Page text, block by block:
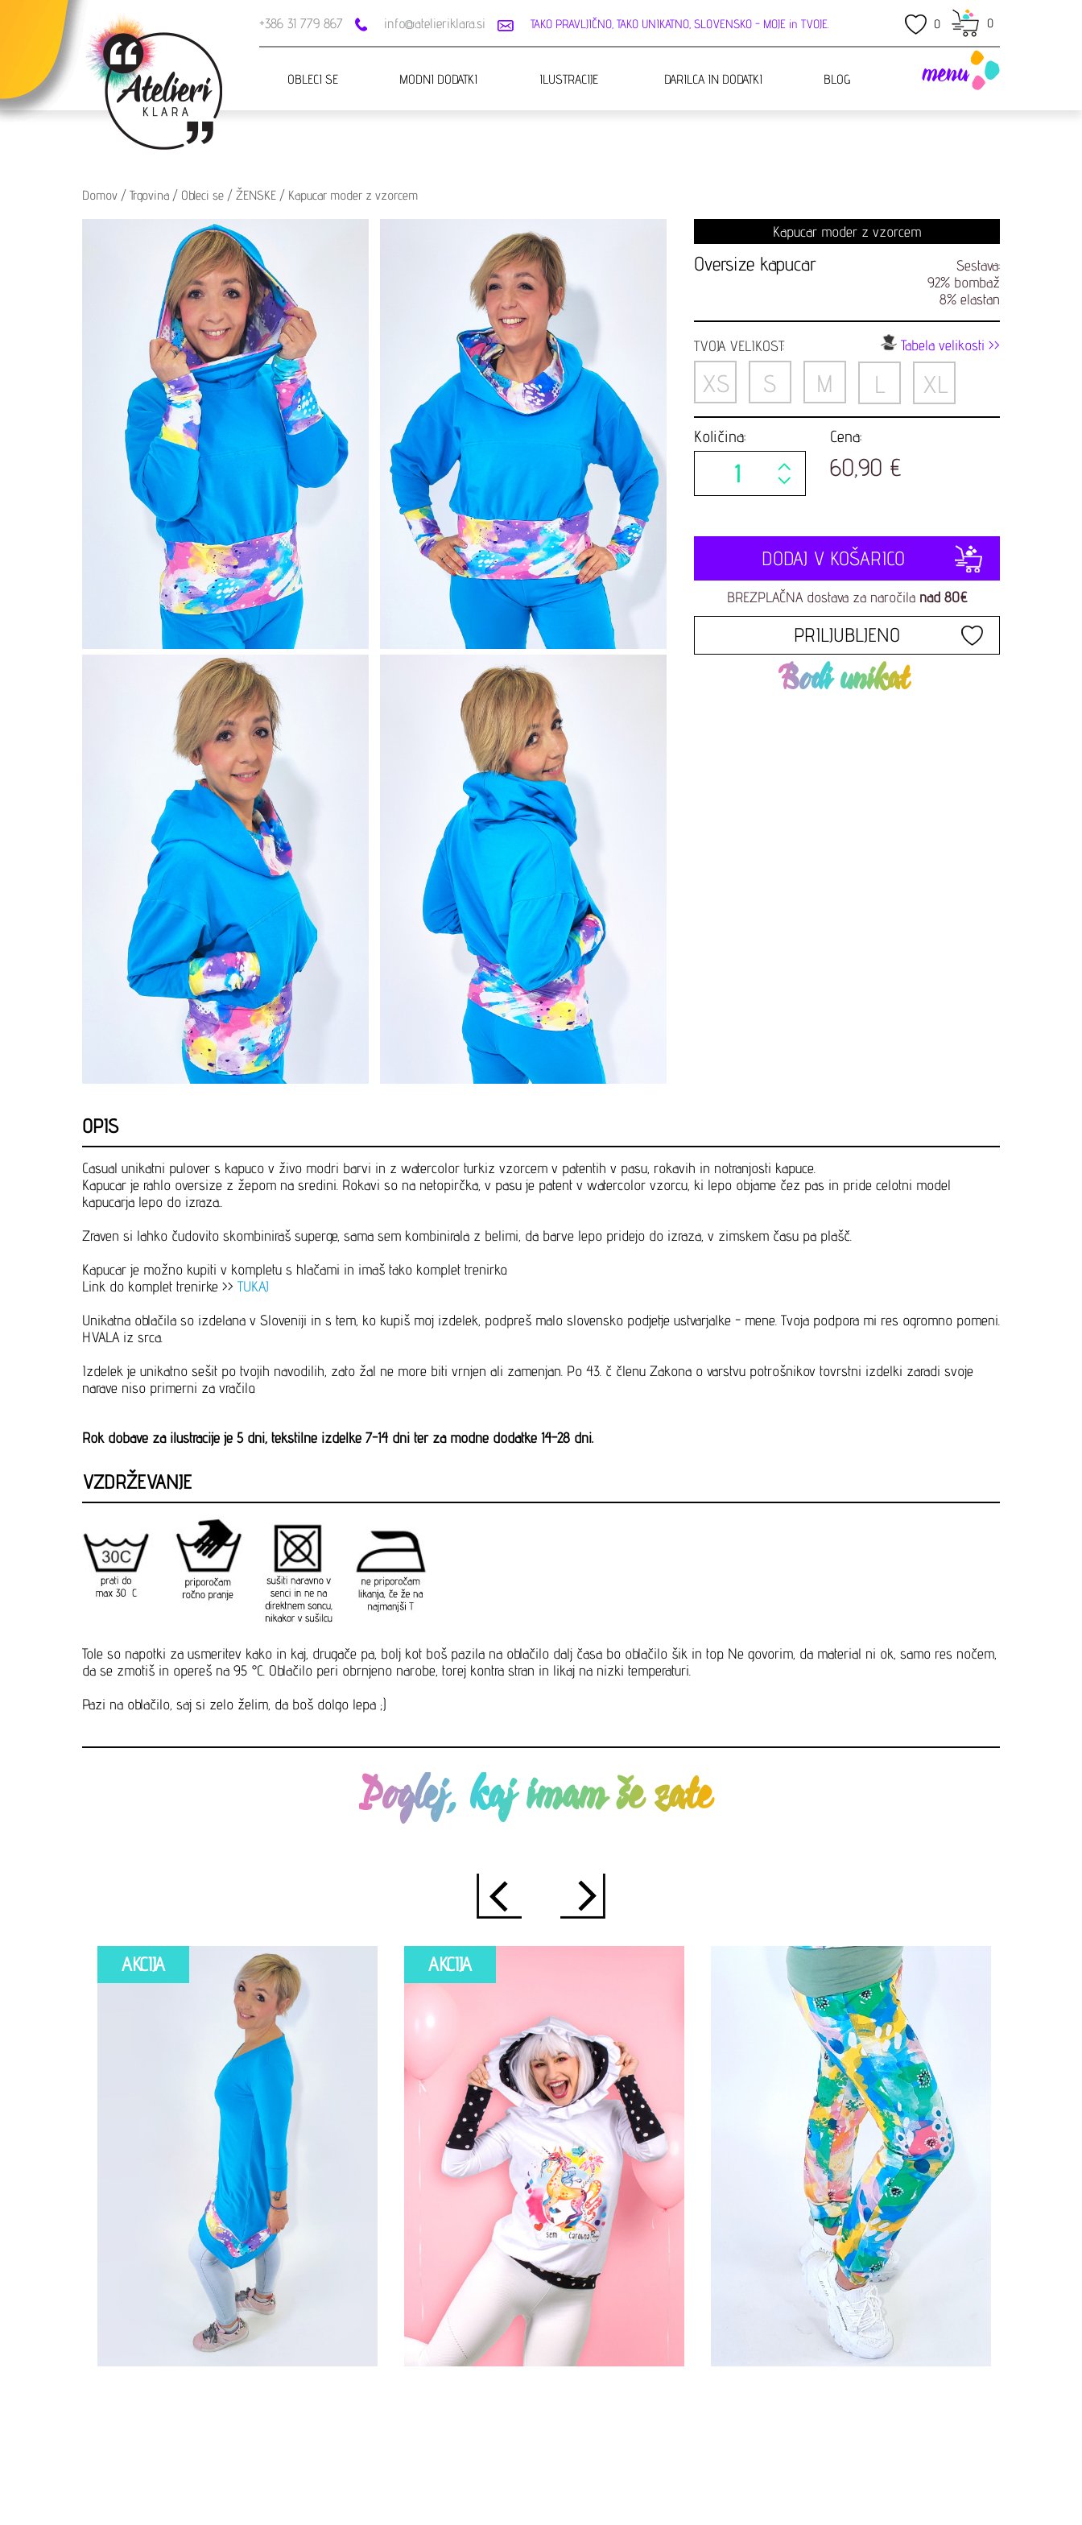
+386 31 779 867 info@atelieriklara.si TAKO PRAVLJIČNO, TAKO UNIKATNO, SLOVENSKO - MOJE in TVOJE. 0 0
menu
OBLECI SE MODNI DODATKI ILUSTRACIJE DARILCA IN DODATKI BLOG
Domov / Trgovina / Obleci se / ŽENSKE / Kapucar moder z vzorcem
Kapucar moder z vzorcem
Oversize kapucar
Sestava:
92% bombaž
8% elastan
Tabela velikosti >>
TVOJA VELIKOST:
XS S M L XL
Količina: Cena:
60,90 €
DODAJ V KOŠARICO
BREZPLAČNA dostava za naročila nad 80€
PRILJUBLJENO
Bodi unikat
OPIS
Casual unikatni pulover s kapuco v živo modri barvi in z watercolor turkiz vzorcem v patentih v pasu, rokavih in notranjosti kapuce.
Kapucar je rahlo oversize z žepom na sredini. Rokavi so na netopirčka, v pasu je patent v watercolor vzorcu, ki lepo objame čez pas in pride celotni model
kapucarja lepo do izraza..
Zraven si lahko čudovito skombiniraš superge, sama sem kombinirala z belimi, da barve lepo pridejo do izraza, v zimskem času pa plašč.
Kapucar je možno kupiti v kompletu s hlačami in imaš tako komplet trenirko.
Link do komplet trenirke >> TUKAJ
Unikatna oblačila so izdelana v Sloveniji in s tem, ko kupiš moj izdelek, podpreš malo slovensko podjetje ustvarjalke - mene. Tvoja podpora mi res ogromno pomeni.
HVALA iz srca.
Izdelek je unikatno sešit po tvojih navodilih, zato žal ne more biti vrnjen ali zamenjan. Po 43. č členu Zakona o varstvu potrošnikov tovrstni izdelki zaradi svoje
narave niso primerni za vračilo.
Rok dobave za ilustracije je 5 dni, tekstilne izdelke 7-14 dni ter za modne dodatke 14-28 dni.
VZDRŽEVANJE
Tole so napotki za usmeritev kako in kaj, drugače pa, bolj kot boš pazila na oblačilo dalj časa bo oblačilo šik in top. Ne govorim, da material ni ok, samo res nočem,
da se zmotiš in opereš na 95 °C. Oblačilo peri obrnjeno narobe, torej kontra stran in likaj na nizki temperaturi.
Pazi na oblačilo, saj si zelo želim, da boš dolgo lepa ;)
Poglej, kaj imam še zate
AKCIJA AKCIJA